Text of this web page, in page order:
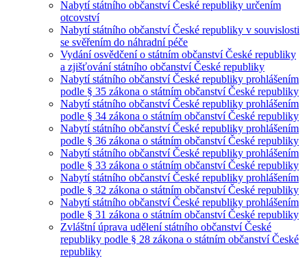
Nabytí státního občanství České republiky určením
otcovství
Nabytí státního občanství České republiky v souvislosti
se svěřením do náhradní péče
Vydání osvědčení o státním občanství České republiky
a zjišťování státního občanství České republiky
Nabytí státního občanství České republiky prohlášením
podle § 35 zákona o státním občanství České republiky
Nabytí státního občanství České republiky prohlášením
podle § 34 zákona o státním občanství České republiky
Nabytí státního občanství České republiky prohlášením
podle § 36 zákona o státním občanství České republiky
Nabytí státního občanství České republiky prohlášením
podle § 33 zákona o státním občanství České republiky
Nabytí státního občanství České republiky prohlášením
podle § 32 zákona o státním občanství České republiky
Nabytí státního občanství České republiky prohlášením
podle § 31 zákona o státním občanství České republiky
Zvláštní úprava udělení státního občanství České
republiky podle § 28 zákona o státním občanství České
republiky